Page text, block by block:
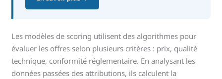
Les modèles de scoring utilisent des algorithmes pour
évaluer les offres selon plusieurs critères : prix, qualité
technique, conformité réglementaire. En analysant les
données passées des attributions, ils calculent la